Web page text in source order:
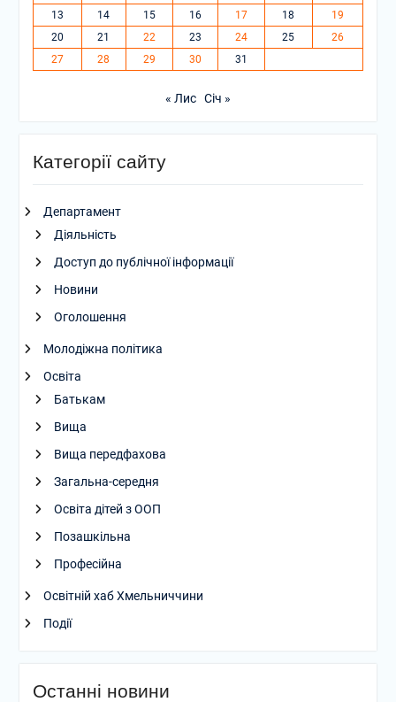
13
14 15 16 17 18
19
20
21 22 23 24 25
26
27
28 29 30 31
« Лис Січ »
Категорії сайту
Департамент
Діяльність
Доступ до публічної інформації
Новини
Оголошення
Молодіжна політика
Освіта
Батькам
Вища
Вища передфахова
Загальна-середня
Освіта дітей з ООП
Позашкільна
Професійна
Освітній хаб Хмельниччини
Події
Останні новини